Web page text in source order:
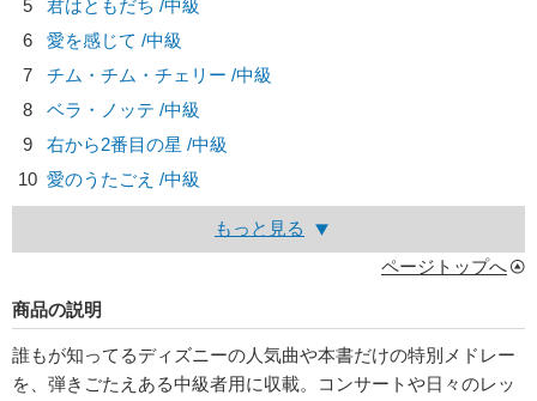
5
君はともだち /中級
6
愛を感じて /中級
7
チム・チム・チェリー /中級
8
ベラ・ノッテ /中級
9
右から2番目の星 /中級
10 愛のうたごえ /中級
もっと見る
ページトップへ
商品の説明
誰もが知ってるディズニーの人気曲や本書だけの特別メドレー
を、弾きごたえある中級者用に収載。コンサートや日々のレッ